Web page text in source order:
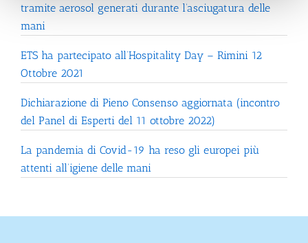
tramite aerosol generati durante l’asciugatura delle
mani
ETS ha partecipato all’Hospitality Day – Rimini 12
Ottobre 2021
Dichiarazione di Pieno Consenso aggiornata (incontro
del Panel di Esperti del 11 ottobre 2022)
La pandemia di Covid-19 ha reso gli europei più
attenti all’igiene delle mani